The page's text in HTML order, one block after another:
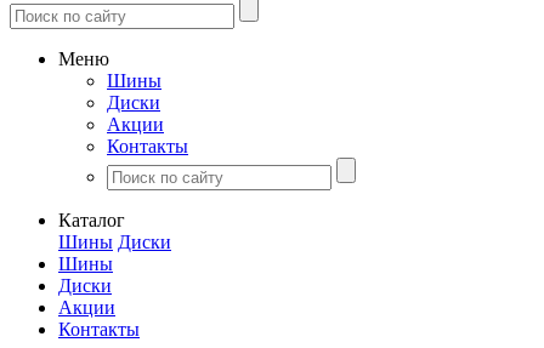
Меню
Шины
Диски
Акции
Контакты
Каталог
Шины Диски
Шины
Диски
Акции
Контакты